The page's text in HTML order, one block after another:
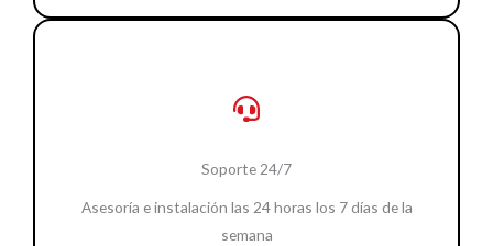
Soporte 24/7
Asesoría e instalación las 24 horas los 7 días de la
semana